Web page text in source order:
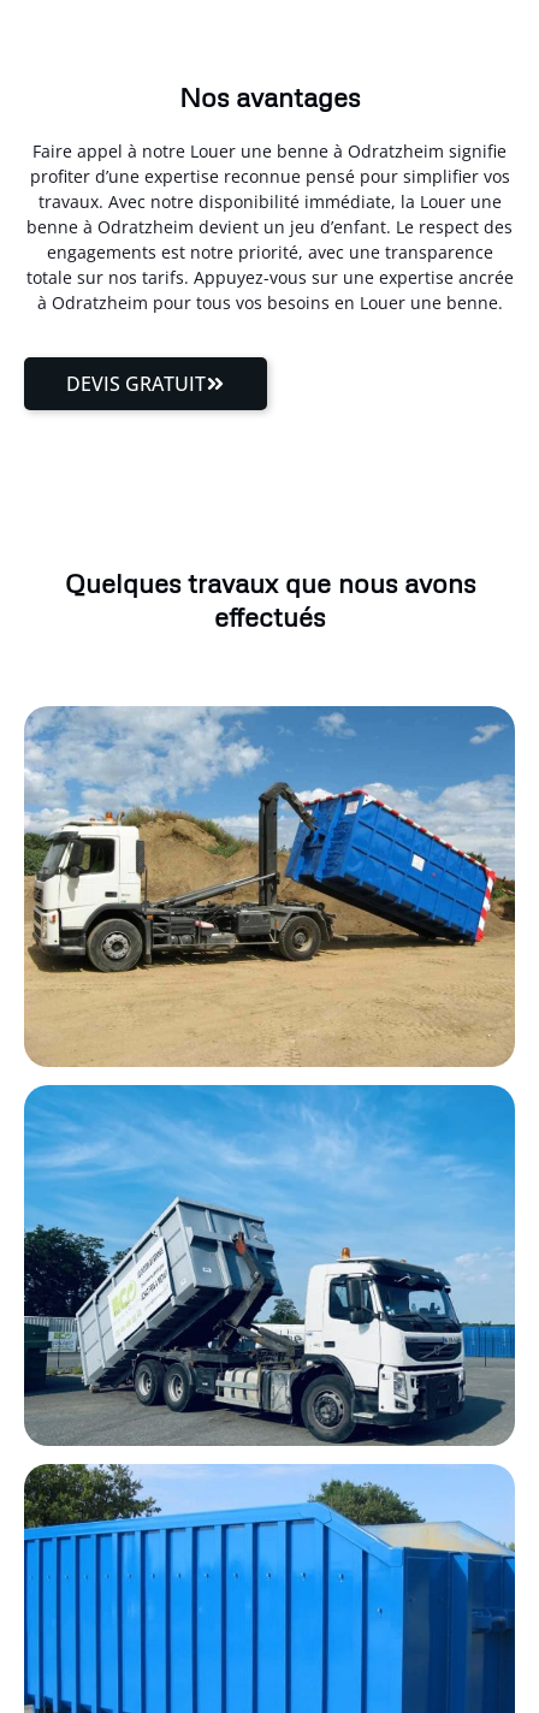
Nos avantages
Faire appel à notre Louer une benne à Odratzheim signifie
profiter d’une expertise reconnue pensé pour simplifier vos
travaux. Avec notre disponibilité immédiate, la Louer une
benne à Odratzheim devient un jeu d’enfant. Le respect des
engagements est notre priorité, avec une transparence
totale sur nos tarifs. Appuyez-vous sur une expertise ancrée
à Odratzheim pour tous vos besoins en Louer une benne.
DEVIS GRATUIT
Quelques travaux que nous avons
effectués